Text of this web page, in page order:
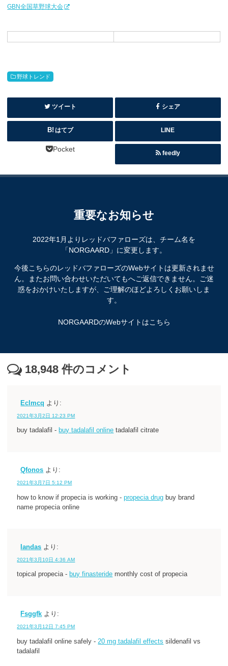
GBN全国草野球大会
野球トレンド
ツイート シェア
はてブ LINE
Pocket feedly
重要なお知らせ
2022年1月よりレッドバファローズは、チーム名を
「NORGAARD」に変更します。
今後こちらのレッドバファローズのWebサイトは更新されませ
ん。またお問い合わせいただいてもへご返信できません。ご迷
惑をおかけいたしますが、ご理解のほどよろしくお願いしま
す。
NORGAARDのWebサイトはこちら
18,948 件のコメント
Eclmcq より:
2021年3月2日 12:23 PM
buy tadalafil - buy tadalafil online tadalafil citrate
Qfonos より:
2021年3月7日 5:12 PM
how to know if propecia is working -propecia drug buy brand
name propecia online
Iandas より:
2021年3月10日 4:36 AM
topical propecia - buy finasteride monthly cost of propecia
Fsggfk より:
2021年3月12日 7:45 PM
buy tadalafil online safely -20 mg tadalafil effects sildenafil vs
tadalafil